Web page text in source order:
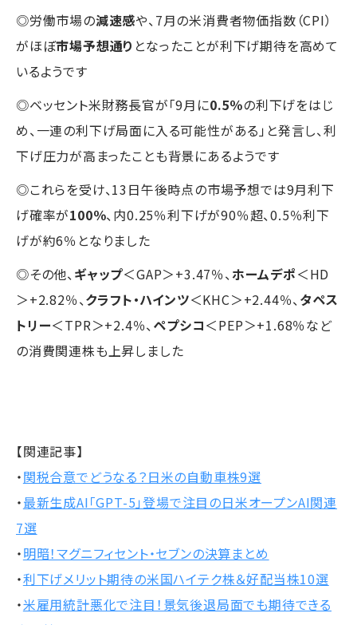
◎労働市場の減速感や、7月の米消費者物価指数（CPI）
がほぼ市場予想通り となったことが利下げ期待を高めて
いるようです
◎ベッセント米財務長官が「9月に0.5％の利下げをはじ
め、一連の利下げ局面に入る可能性がある」と発言し、利
下げ圧力が高まったことも背景にあるようです
◎これらを受け、13日午後時点の市場予想では9月利下
げ確率が100％、内0.25％利下げが90％超、0.5％利下
げが約6％となりました
◎その他、ギャップ＜GAP＞+3.47％、ホームデポ＜HD
＞+2.82％、クラフト・ハインツ＜KHC＞+2.44％、タペス
トリー＜TPR＞+2.4％、ペプシコ＜PEP＞+1.68％など
の消費関連株も上昇しました
【関連記事】
・関税合意でどうなる？日米の自動車株9選
・最新生成AI「GPT-5」登場で注目の日米オープンAI関連
7選
・明暗！マグニフィセント・セブンの決算まとめ
・利下げメリット期待の米国ハイテク株＆好配当株10選
・米雇用統計悪化で注目！景気後退局面でも期待できる